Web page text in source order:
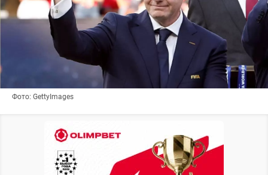
Фото: GettyImages